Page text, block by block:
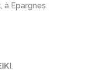
à Epargnes
,